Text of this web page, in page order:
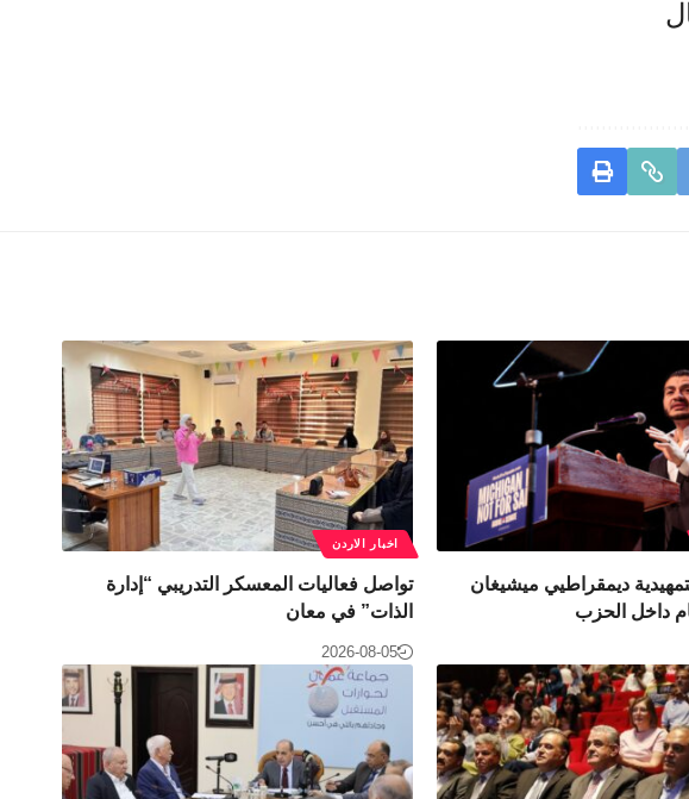
ديمقراطيي ميشيغان
داخل الحزب
اخبار الاردن
تواصل فعاليات المعسكر التدريبي “إدارة
الذات” في معان
2026-08-05